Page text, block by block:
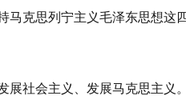
克思列宁主义毛泽东思想
社会主义、发展马克思主